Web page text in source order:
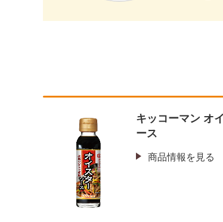
キッコーマン オ
ース
商品情報を見る